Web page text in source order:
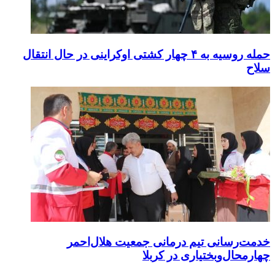
حمله روسیه به ۴ چهار کشتی اوکراینی در حال انتقال
سلاح
خدمت‌رسانی تیم درمانی جمعیت هلال‌احمر
چهارمحال‌وبختیاری در کربلا